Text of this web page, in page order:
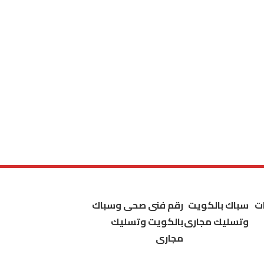
سباك بالكويت
وتسليك مجارى
رقم فنى صحى وسباك
بالكويت وتسليك
مجارى